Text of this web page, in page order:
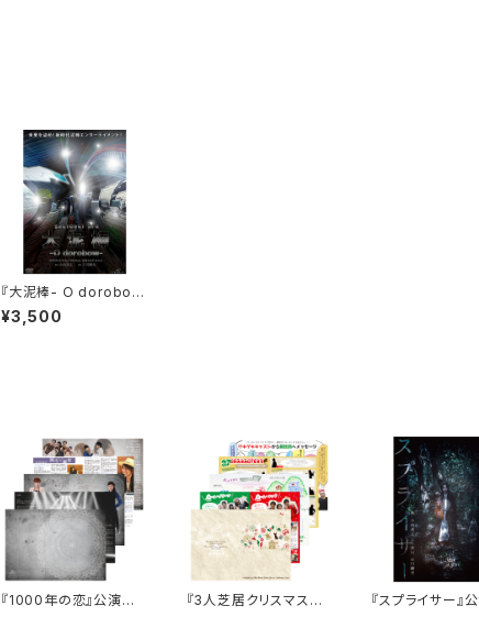
『大泥棒- O dorobow
-』公演DVD
¥3,500
『1000年の恋』公演パ
『3人芝居クリスマスケ
『スプライサー』